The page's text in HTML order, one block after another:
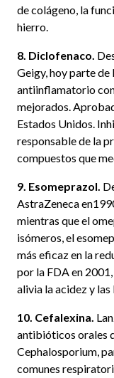
de colágeno, la
hierro.
8. Diclofenaco.
Geigy, hoy parte
antiinflamatorio
mejorados.
Estados Unidos.
responsable de la
compuestos que
9. Esomeprazol.
AstraZeneca
mientras que el
isómeros, el
más eficaz en la
por la FDA en
alivia la acidez y
10. Cefalexina.
antibióticos orales
Cephalosporium,
comunes